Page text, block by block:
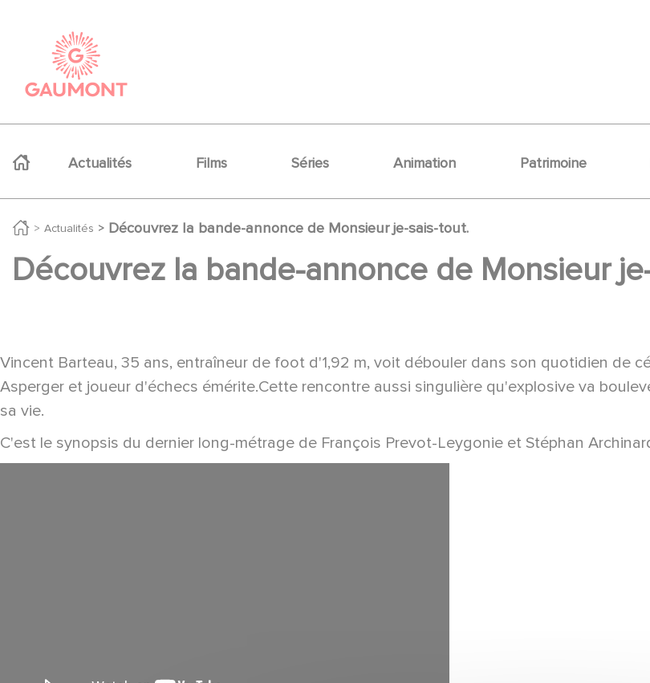
Actualités Films Séries Animation Patrimoine
Actualités Découvrez la bande-annonce de Monsieur je-sais-tout.
Découvrez la bande-annonce de Monsieur
Vincent Barteau, 35 ans, entraîneur de foot d'1,92 m, voit débouler dans son quotidien de
Asperger et joueur d'échecs émérite.Cette rencontre aussi singulière qu'explosive va
sa vie.
C'est le synopsis du dernier long-métrage de François Prevot-Leygonie et Stéphan